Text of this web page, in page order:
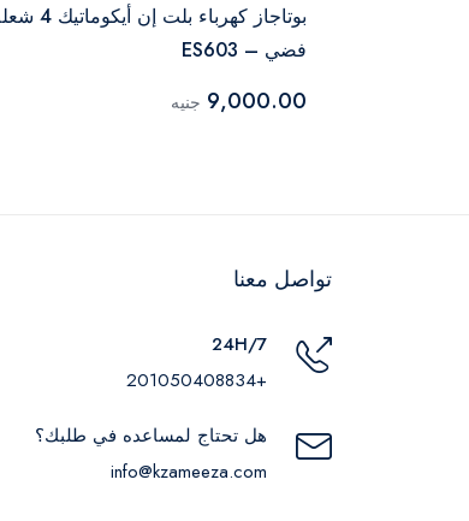
فضي – ES603
9,000.00 جنيه
تواصل معنا
24H/7
+201050408834
هل تحتاج لمساعده في طلبك؟
info@kzameeza.com